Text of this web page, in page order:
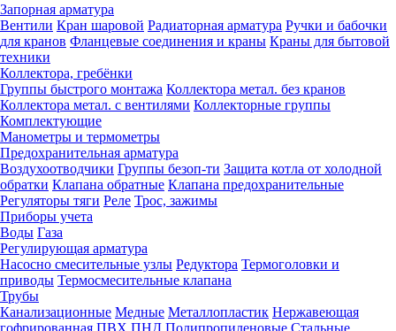
Запорная арматура
Вентили Кран шаровой Радиаторная арматура Ручки и бабочки
для кранов Фланцевые соединения и краны Краны для бытовой
техники
Коллектора, гребёнки
Группы быстрого монтажа Коллектора метал. без кранов
Коллектора метал. с вентилями Коллекторные группы
Комплектующие
Манометры и термометры
Предохранительная арматура
Воздухоотводчики Группы безоп-ти Защита котла от холодной
обратки Клапана обратные Клапана предохранительные
Регуляторы тяги Реле Трос, зажимы
Приборы учета
Воды Газа
Регулирующая арматура
Насосно смесительные узлы Редуктора Термоголовки и
приводы Термосмесительные клапана
Трубы
Канализационные Медные Металлопластик Нержавеющая
гофрированная ПВХ ПНД Полипропиленовые Стальные